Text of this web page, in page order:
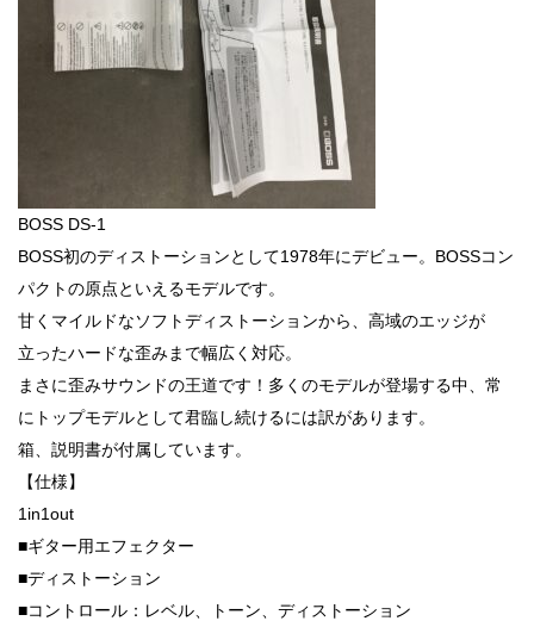
BOSS DS-1
BOSS初のディストーションとして1978年にデビュー。BOSSコン
パクトの原点といえるモデルです。
甘くマイルドなソフトディストーションから、高域のエッジが
立ったハードな歪みまで幅広く対応。
まさに歪みサウンドの王道です！多くのモデルが登場する中、常
にトップモデルとして君臨し続けるには訳があります。
箱、説明書が付属しています。
【仕様】
1in1out
■ギター用エフェクター
■ディストーション
■コントロール：レベル、トーン、ディストーション